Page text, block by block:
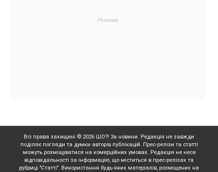
Всі права захищені © 2026 ШО?! За новини. Редакція не завжди
поділяє погляди та думки авторів публікацій. Прес-релізи та статті
можуть розміщуватися на комерційних умовах. Редакція не несе
відповідальності за інформацію, що міститься в прес-релізах та
рубриці "Статті". Використання будь-яких матеріалів, розміщених на